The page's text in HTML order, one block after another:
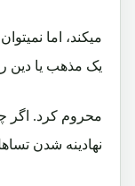
میکند، اما
یک مذهب یا دین
محروم کرد. اگر
نهادینه شدن